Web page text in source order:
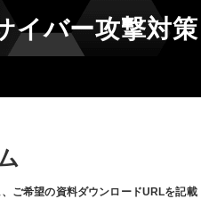
イバー攻撃対策
ご希望の資料ダウンロードURLを記載